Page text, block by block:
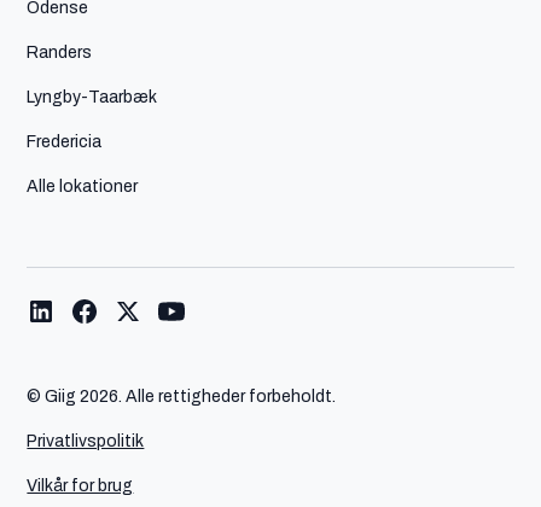
Odense
Randers
Lyngby-Taarbæk
Fredericia
Alle lokationer
© Giig2026. Alle rettigheder forbeholdt.
Privatlivspolitik
Vilkår for brug